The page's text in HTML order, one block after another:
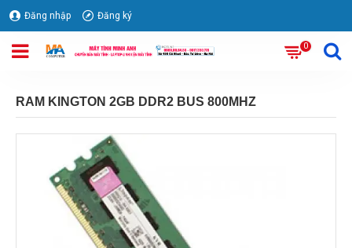
Đăng nhập Đăng ký
0
RAM KINGTON 2GB DDR2 BUS 800MHZ